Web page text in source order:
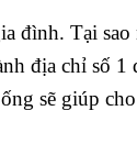
đình. Tại
địa chỉ số 1
sẽ giúp